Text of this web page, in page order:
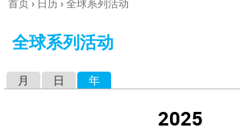
你
这
首页› 日历›全球系列活动
全球系列活动
月 日 年
2025